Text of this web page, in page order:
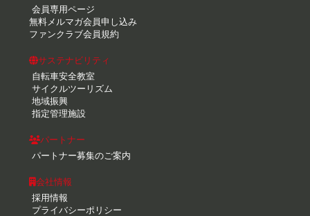
会員専用ページ
無料メルマガ会員申し込み
ファンクラブ会員規約
サステナビリティ
自転車安全教室
サイクルツーリズム
地域振興
指定管理施設
パートナー
パートナー募集のご案内
会社情報
採用情報
プライバシーポリシー